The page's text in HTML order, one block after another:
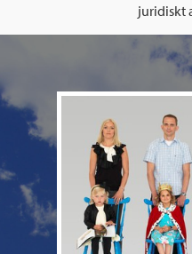
juridiskt